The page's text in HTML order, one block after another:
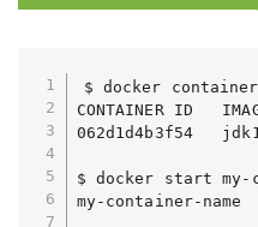
$ docker
CONTAINER
062d1d4b3f54
$ docker start my-
my-container-name